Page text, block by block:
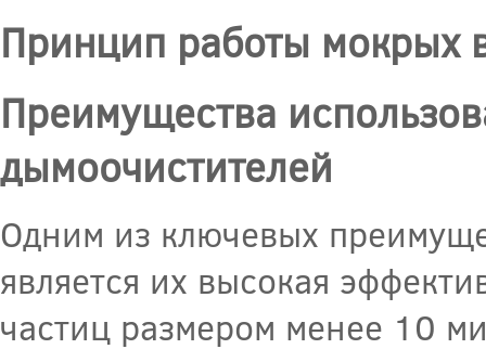
Принцип работы мокрых
Преимущества
дымоочистителей
Одним из ключевых
является их высокая
частиц размером менее 10